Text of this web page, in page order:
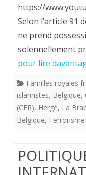
https://
Selon l’article 91
ne prend
solennellement
pour lire
Familles royales
islamistes, Belgique,
(CER), Hergé, La
Belgique, Terrorisme